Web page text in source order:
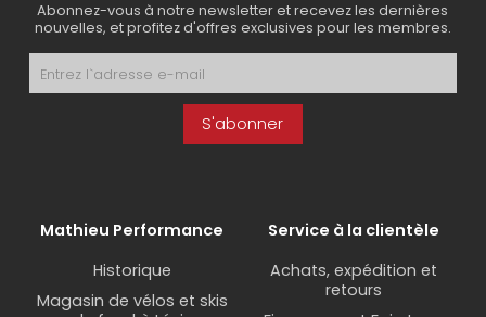
Abonnez-vous à notre newsletter et recevez les dernières
nouvelles, et profitez d'offres exclusives pour les membres.
S'abonner
Mathieu Performance
Historique
Magasin de vélos et skis
Service à la clientèle
Achats, expédition et
retours